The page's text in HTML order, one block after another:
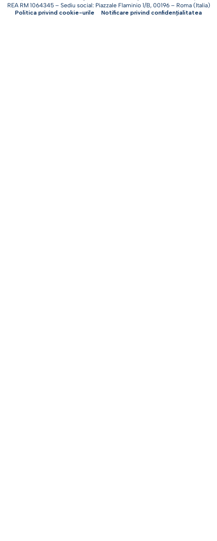
REA RM 1064345 – Sediu social: Piazzale Flaminio 1/B, 00196 – Roma (Italia)
Politica privind cookie-urile
Notificare privind confidențialitatea